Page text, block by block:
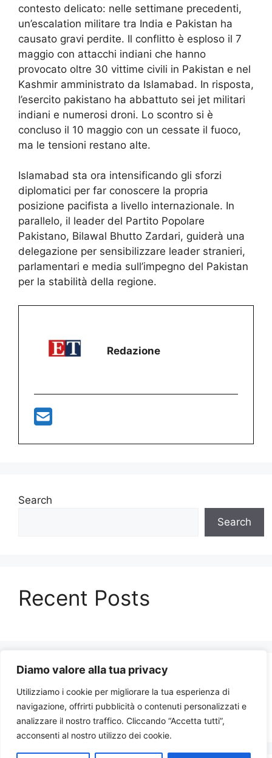
Diamo valore alla tua privacy
Utilizziamo i cookie per migliorare la tua esperienza di
navigazione, offrirti pubblicità o contenuti personalizzati e
analizzare il nostro traffico. Cliccando “Accetta tutti”,
acconsenti al nostro utilizzo dei cookie.
contesto delicato: nelle settimane precedenti,
un’escalation militare tra India e Pakistan ha
causato gravi perdite. Il conflitto è esploso il 7
maggio con attacchi indiani che hanno
provocato oltre 30 vittime civili in Pakistan e nel
Kashmir amministrato da Islamabad. In risposta,
l’esercito pakistano ha abbattuto sei jet militari
indiani e numerosi droni. Lo scontro si è
concluso il 10 maggio con un cessate il fuoco,
ma le tensioni restano alte.
Islamabad sta ora intensificando gli sforzi
diplomatici per far conoscere la propria
posizione pacifista a livello internazionale. In
parallelo, il leader del Partito Popolare
Pakistano, Bilawal Bhutto Zardari, guiderà una
delegazione per sensibilizzare leader stranieri,
parlamentari e media sull’impegno del Pakistan
per la stabilità della regione.
Redazione
Search
Search
Recent Posts
Recent Comments
No comments to show.